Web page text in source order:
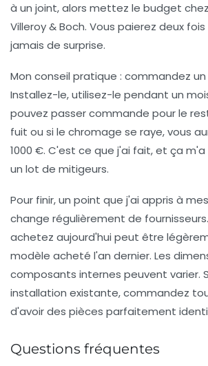
à un joint, alors mettez le budget
Villeroy & Boch. Vous paierez deux
jamais de surprise.
Mon conseil pratique : commandez
Installez-le, utilisez-le pendant un
pouvez passer commande pour le
fuit ou si le chromage se raye, vous
1000 €. C'est ce que j'ai fait, et ça
un lot de mitigeurs.
Pour finir, un point que j'ai appris à
change régulièrement de
achetez aujourd'hui peut être
modèle acheté l'an dernier. Les
composants internes peuvent varier.
installation existante, commandez
d'avoir des pièces parfaitement
Questions fréquentes